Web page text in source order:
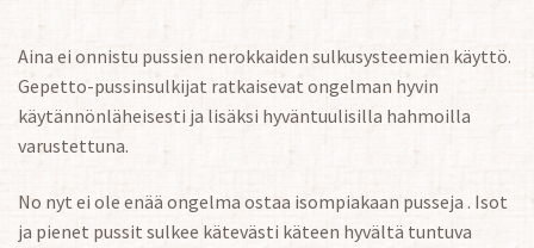
Aina ei onnistu pussien nerokkaiden sulkusysteemien käyttö.
Gepetto-pussinsulkijat ratkaisevat ongelman hyvin
käytännönläheisesti ja lisäksi hyväntuulisilla hahmoilla
varustettuna.
No nyt ei ole enää ongelma ostaa isompiakaan pusseja . Isot
ja pienet pussit sulkee kätevästi käteen hyvältä tuntuva